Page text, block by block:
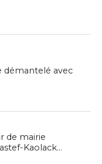
avec
de mairie
Kaolack...